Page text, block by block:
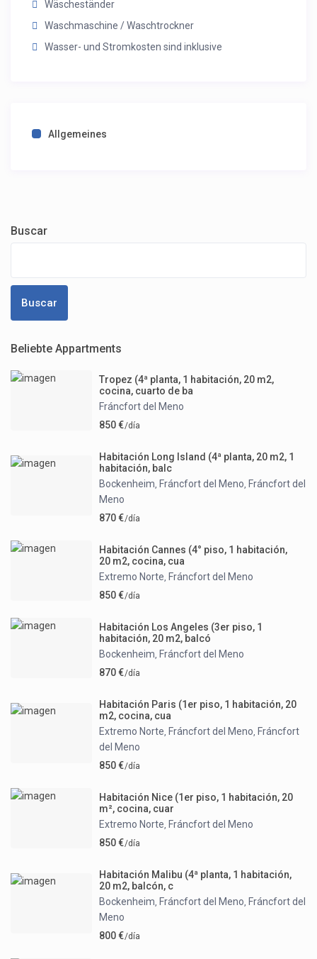
Wäscheständer
Waschmaschine / Waschtrockner
Wasser- und Stromkosten sind inklusive
Allgemeines
Buscar
Buscar
Beliebte Appartments
Tropez (4ª planta, 1 habitación, 20 m2,
cocina, cuarto de ba
Fráncfort del Meno
850 €/día
Habitación Long Island (4ª planta, 20 m2, 1
habitación, balc
Bockenheim, Fráncfort del Meno, Fráncfort del
Meno
870 €/día
Habitación Cannes (4° piso, 1 habitación,
20 m2, cocina, cua
Extremo Norte, Fráncfort del Meno
850 €/día
Habitación Los Angeles (3er piso, 1
habitación, 20 m2, balcó
Bockenheim, Fráncfort del Meno
870 €/día
Habitación Paris (1er piso, 1 habitación, 20
m2, cocina, cua
Extremo Norte, Fráncfort del Meno, Fráncfort
del Meno
850 €/día
Habitación Nice (1er piso, 1 habitación, 20
m², cocina, cuar
Extremo Norte, Fráncfort del Meno
850 €/día
Habitación Malibu (4ª planta, 1 habitación,
20 m2, balcón, c
Bockenheim, Fráncfort del Meno, Fráncfort del
Meno
800 €/día